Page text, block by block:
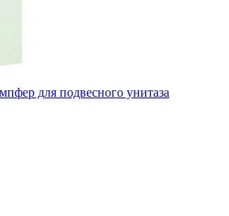
для подвесного унитаза